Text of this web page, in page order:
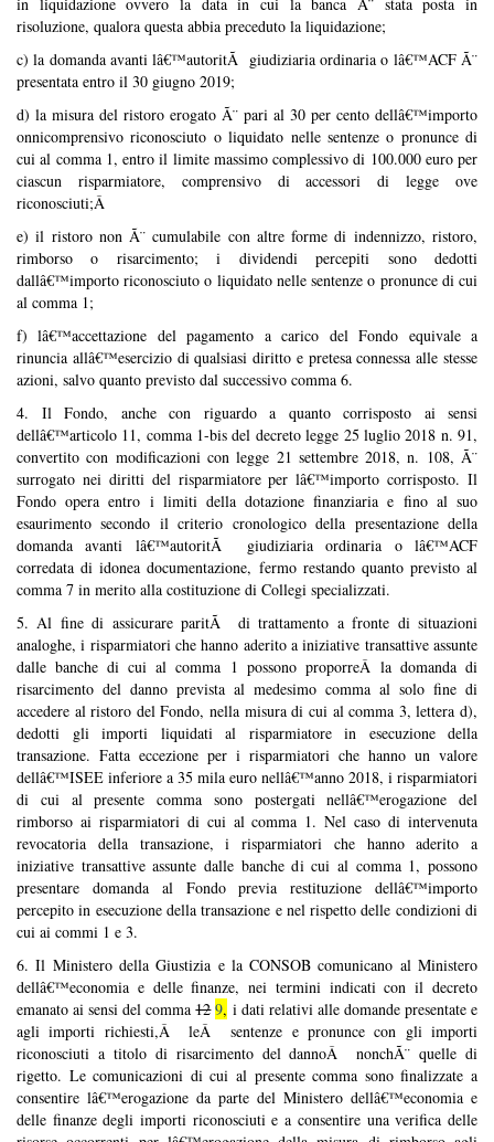
risoluzione, qualora questa abbia preceduto la liquidazione;
c) la domanda avanti lâ€™autoritÃ giudiziaria ordinaria o lâ€™ACF Ã¨
presentata entro il 30 giugno 2019;
d) la misura del ristoro erogato Ã¨ pari al 30 per cento dellâ€™importo
onnicomprensivo riconosciuto o liquidato nelle sentenze o pronunce di
cui al comma 1, entro il limite massimo complessivo di 100.000 euro per
ciascun risparmiatore, comprensivo di accessori di legge ove
riconosciuti;Â
e) il ristoro non Ã¨ cumulabile con altre forme di indennizzo, ristoro,
rimborso o risarcimento; i dividendi percepiti sono dedotti
dallâ€™importo riconosciuto o liquidato nelle sentenze o pronunce di cui
al comma 1;
f) lâ€™accettazione del pagamento a carico del Fondo equivale a
rinuncia allâ€™esercizio di qualsiasi diritto e pretesa connessa alle stesse
azioni, salvo quanto previsto dal successivo comma 6.
4. Il Fondo, anche con riguardo a quanto corrisposto ai sensi
dellâ€™articolo 11, comma 1-bis del decreto legge 25 luglio 2018 n. 91,
convertito con modificazioni con legge 21 settembre 2018, n. 108, Ã¨
surrogato nei diritti del risparmiatore per lâ€™importo corrisposto. Il
Fondo opera entro i limiti della dotazione finanziaria e fino al suo
esaurimento secondo il criterio cronologico della presentazione della
domanda avanti lâ€™autoritÃ giudiziaria ordinaria o lâ€™ACF
corredata di idonea documentazione, fermo restando quanto previsto al
comma 7 in merito alla costituzione di Collegi specializzati.
5. Al fine di assicurare paritÃ di trattamento a fronte di situazioni
analoghe, i risparmiatori che hanno aderito a iniziative transattive assunte
dalle banche di cui al comma 1 possono proporreÂ la domanda di
risarcimento del danno prevista al medesimo comma al solo fine di
accedere al ristoro del Fondo, nella misura di cui al comma 3, lettera d),
dedotti gli importi liquidati al risparmiatore in esecuzione della
transazione. Fatta eccezione per i risparmiatori che hanno un valore
dellâ€™ISEE inferiore a 35 mila euro nellâ€™anno 2018, i risparmiatori
di cui al presente comma sono postergati nellâ€™erogazione del
rimborso ai risparmiatori di cui al comma 1. Nel caso di intervenuta
revocatoria della transazione, i risparmiatori che hanno aderito a
iniziative transattive assunte dalle banche di cui al comma 1, possono
presentare domanda al Fondo previa restituzione dellâ€™importo
percepito in esecuzione della transazione e nel rispetto delle condizioni di
cui ai commi 1 e 3.
6. Il Ministero della Giustizia e la CONSOB comunicano al Ministero
dellâ€™economia e delle finanze, nei termini indicati con il decreto
emanato ai sensi del comma12 9, i dati relativi alle domande presentate e
agli importi richiesti,Â leÂ sentenze e pronunce con gli importi
riconosciuti a titolo di risarcimento del dannoÂ nonchÃ¨ quelle di
rigetto. Le comunicazioni di cui al presente comma sono finalizzate a
consentire lâ€™erogazione da parte del Ministero dellâ€™economia e
delle finanze degli importi riconosciuti e a consentire una verifica delle